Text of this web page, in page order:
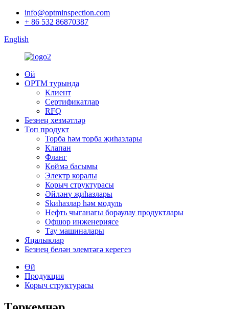
info@optminspection.com
+ 86 532 86870387
English
Өй
OPTM турында
Клиент
Сертификатлар
RFQ
Безнең хезмәтләр
Төп продукт
Торба һәм торба җиһазлары
Клапан
Фланг
Көймә басымы
Электр коралы
Корыч структурасы
Әйләнү җиһазлары
Skиһазлар һәм модуль
Нефть чыганагы бораулау продуктлары
Офшор инженериясе
Тау машиналары
Яңалыклар
Безнең белән элемтәгә керегез
Өй
Продукция
Корыч структурасы